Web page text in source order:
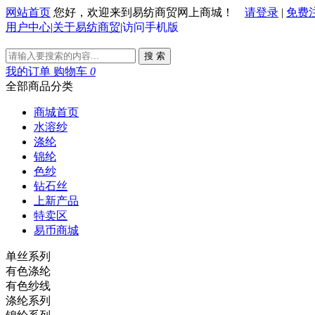
网站首页 您好，欢迎来到易纺商贸网上商城！ 请登录 | 免费
用户中心|关于易纺商贸|访问手机版
搜 索
我的订单 购物车 0
全部商品分类
商城首页
水溶纱
涤纶
锦纶
色纱
钻石丝
上新产品
特卖区
易币商城
单丝系列
有色涤纶
有色纱线
涤纶系列